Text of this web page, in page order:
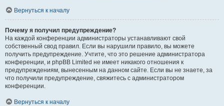
Вернуться к началу
Почему я получил предупреждение?
На каждой конференции администраторы устанавливают свой
собственный свод правил. Если вы нарушили правило, вы можете
получить предупреждение. Учтите, что это решение администратора
конференции, и phpBB Limited не имеет никакого отношения к
предупреждениям, вынесенным на данном сайте. Если вы не знаете, за
что получили предупреждение, свяжитесь с администратором
конференции.
Вернуться к началу